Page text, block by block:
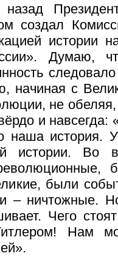
назад
создал
истории
Думаю,
начиная с
не
и навсегда:
история. У
истории. Во
были
– ничтожные.
Чего
Нам